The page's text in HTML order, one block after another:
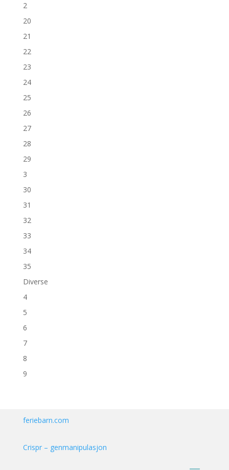
2
20
21
22
23
24
25
26
27
28
29
3
30
31
32
33
34
35
Diverse
4
5
6
7
8
9
feriebarn.com
Crispr – genmanipulasjon